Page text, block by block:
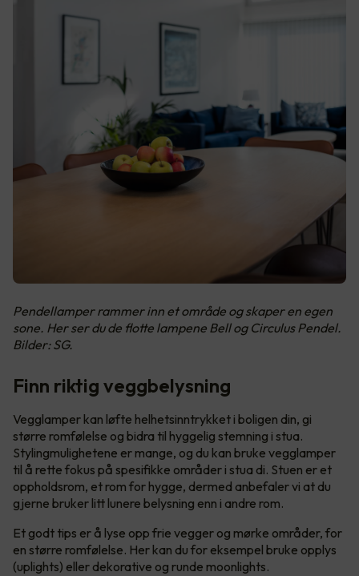
Pendellamper rammer inn et område og skaper en egen
sone. Her ser du de flotte lampene Bell og Circulus Pendel.
Bilder: SG.
Finn riktig veggbelysning
Vegglamper kan løfte helhetsinntrykket i boligen din, gi
større romfølelse og bidra til hyggelig stemning i stua.
Stylingmulighetene er mange, og du kan bruke vegglamper
til å rette fokus på spesifikke områder i stua di. Stuen er et
oppholdsrom, et rom for hygge, dermed anbefaler vi at du
gjerne bruker litt lunere belysning enn i andre rom.
Et godt tips er å lyse opp frie vegger og mørke områder, for
en større romfølelse. Her kan du for eksempel bruke opplys
(uplights) eller dekorative og runde moonlights.